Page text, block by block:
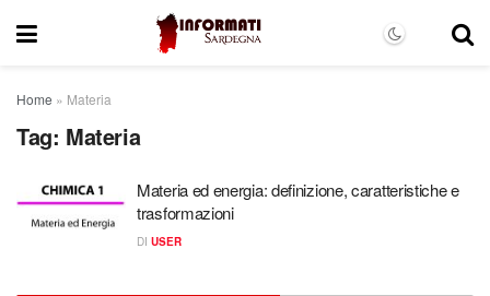
Home » Materia
Tag: Materia
Materia ed energia: definizione, caratteristiche e
trasformazioni
DI USER